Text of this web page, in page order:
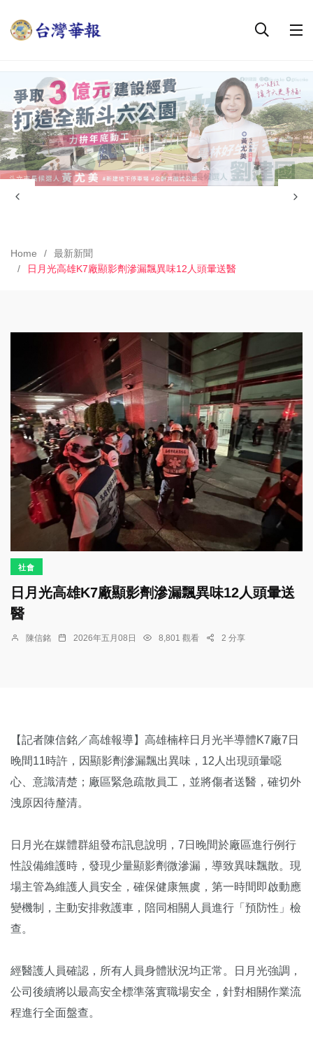
Home
最新新聞
日月光高雄K7廠顯影劑滲漏飄異味12人頭暈送醫
社會
日月光高雄K7廠顯影劑滲漏飄異味12人頭暈送
醫
陳信銘 2026年五月08日 8,801 觀看 2 分享
【記者陳信銘／高雄報導】高雄楠梓日月光半導體K7廠7日
晚間11時許，因顯影劑滲漏飄出異味，12人出現頭暈噁
心、意識清楚；廠區緊急疏散員工，並將傷者送醫，確切外
洩原因待釐清。
日月光在媒體群組發布訊息說明，7日晚間於廠區進行例行
性設備維護時，發現少量顯影劑微滲漏，導致異味飄散。現
場主管為維護人員安全，確保健康無虞，第一時間即啟動應
變機制，主動安排救護車，陪同相關人員進行「預防性」檢
查。
經醫護人員確認，所有人員身體狀況均正常。日月光強調，
公司後續將以最高安全標準落實職場安全，針對相關作業流
程進行全面盤查。